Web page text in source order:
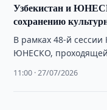
Узбекистан и
сохранению
В рамках 48-й
ЮНЕСКО, проходящей
Узбекистана, …
11:00 · 27/07/2026